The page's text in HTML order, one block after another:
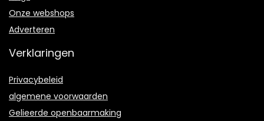
Onze webshops
Adverteren
Verklaringen
Privacybeleid
algemene voorwaarden
Gelieerde openbaarmaking